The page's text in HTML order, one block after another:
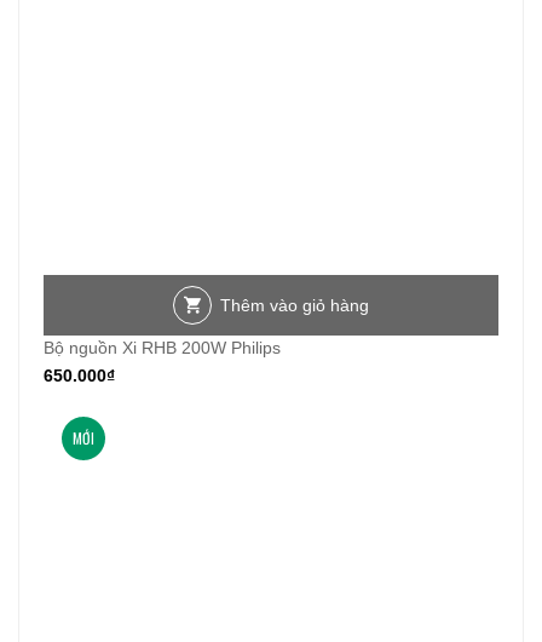
Thêm vào giỏ hàng
Bộ nguồn Xi RHB 200W Philips
650.000₫
MỚI